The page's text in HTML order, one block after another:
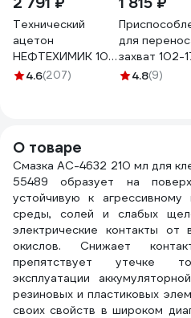
Технический
ацетон
НЕФТЕХИМИК 10л
АТ10000
4.6(207)
для
захват 102-
JTC -1922
4.8(9)
О товаре
Смазка AC-4632 210 мл для
55489 образует на
устойчивую к
среды, солей и слабых
электрические контакты от
окислов. Снижает
препятствует утечке
эксплуатации
резиновых и пластиковых
своих свойств в широком